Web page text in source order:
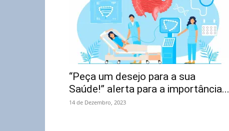
“Peça um desejo para a sua
Saúde!” alerta para a importância...
14 de Dezembro, 2023